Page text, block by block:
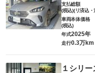
支払総額
(税込)(リ済込・
車両本体価格
(税込)
年式2025年
走行0.3万km
１シリー